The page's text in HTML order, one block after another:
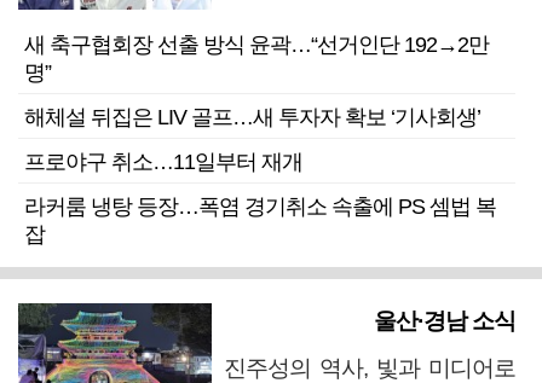
새 축구협회장 선출 방식 윤곽…“선거인단 192→2만
명”
해체설 뒤집은 LIV 골프…새 투자자 확보 ‘기사회생’
프로야구 취소…11일부터 재개
라커룸 냉탕 등장…폭염 경기취소 속출에 PS 셈법 복
잡
울산·경남 소식
진주성의 역사, 빛과 미디어로